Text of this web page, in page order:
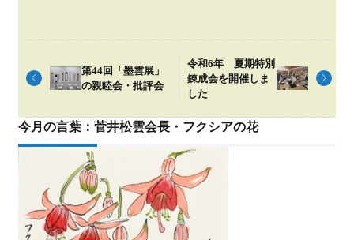
第44回「墨雲展」
の親睦会・批評会
令和6年 夏期特別
錬成会を開催しま
した
今月の言葉：菅井松雲会長・フクシアの花